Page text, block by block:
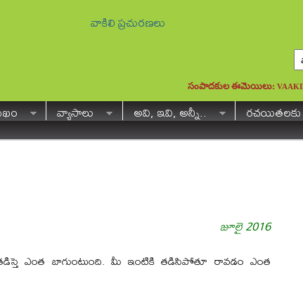
వాకిలి ప్రచురణలు
సంపాదకుల ఈమెయిలు:
వ్యాసాలు అవి, ఇవి, అన్నీ..
రచయితలకు
జూలై 2016
ఎంత బాగుంటుంది. మీ ఇంటికి తడిసిపోతూ రావడం ఎంత